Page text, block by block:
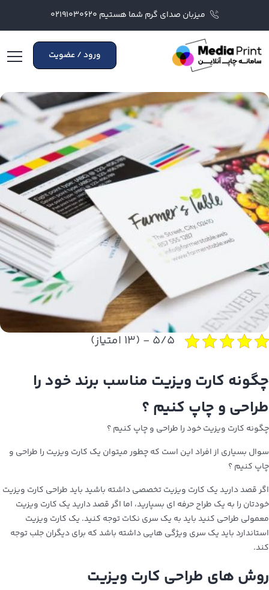
میزبان صدای گرم شما هستیم ۰۲۱۹۱۰۳۰۶۲۰
ورود / عضویت
۵/۵ - (۱۳ امتیاز)
چگونه کارت ویزیت مناسب برند خود را
طراحی و چاپ کنیم ؟
چگونه کارت ویزیت خود را طراحی و چاپ کنیم ؟
سوال بسیاری از افراد این است که چطور میتوان یک کارت ویزیت را طراحی و
چاپ کنیم ؟
اگر قصد دارید یک کارت ویزیت تخصصی داشته باشید باید طراحی کارت ویزیت
خودتان را به یک طراح حرفه ای بسپارید، اما اگر قصد دارید یک کارت ویزیت
معمولی طراحی کنید باید به یک سری نکات توجه کنید. یک کارت ویزیت
استاندارد باید یک سری ویژگی هایی داشته باشد که برای دیگران جلب توجه
کند.
روش‌ های طراحی کارت ویزیت